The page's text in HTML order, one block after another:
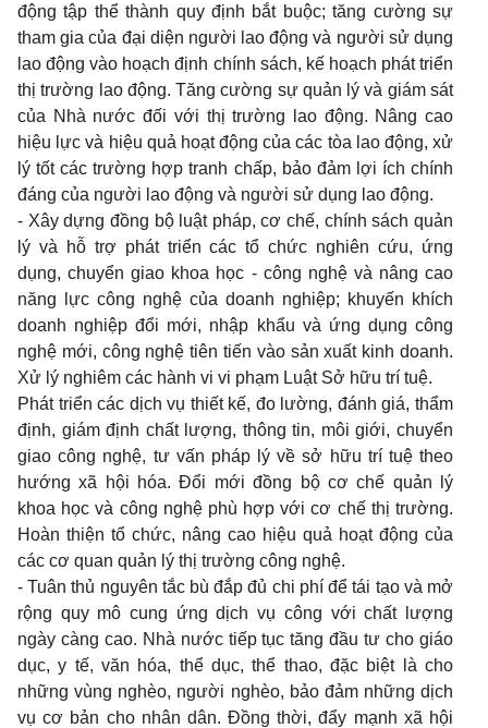
động tập thể thành quy định bắt buộc; tăng cường sự
tham gia của đại diện người lao động và người sử dụng
lao động vào hoạch định chính sách, kế hoạch phát triển
thị trường lao động. Tăng cường sự quản lý và giám sát
của Nhà nước đối với thị trường lao động. Nâng cao
hiệu lực và hiệu quả hoạt động của các tòa lao động, xử
lý tốt các trường hợp tranh chấp, bảo đảm lợi ích chính
đáng của người lao động và người sử dụng lao động.
- Xây dựng đồng bộ luật pháp, cơ chế, chính sách quản
lý và hỗ trợ phát triển các tổ chức nghiên cứu, ứng
dụng, chuyển giao khoa học - công nghệ và nâng cao
năng lực công nghệ của doanh nghiệp; khuyến khích
doanh nghiệp đổi mới, nhập khẩu và ứng dụng công
nghệ mới, công nghệ tiên tiến vào sản xuất kinh doanh.
Xử lý nghiêm các hành vi vi phạm Luật Sở hữu trí tuệ.
Phát triển các dịch vụ thiết kế, đo lường, đánh giá, thẩm
định, giám định chất lượng, thông tin, môi giới, chuyển
giao công nghệ, tư vấn pháp lý về sở hữu trí tuệ theo
hướng xã hội hóa. Ðổi mới đồng bộ cơ chế quản lý
khoa học và công nghệ phù hợp với cơ chế thị trường.
Hoàn thiện tổ chức, nâng cao hiệu quả hoạt động của
các cơ quan quản lý thị trường công nghệ.
- Tuân thủ nguyên tắc bù đắp đủ chi phí để tái tạo và mở
rộng quy mô cung ứng dịch vụ công với chất lượng
ngày càng cao. Nhà nước tiếp tục tăng đầu tư cho giáo
dục, y tế, văn hóa, thể dục, thể thao, đặc biệt là cho
những vùng nghèo, người nghèo, bảo đảm những dịch
vụ cơ bản cho nhân dân. Ðồng thời, đẩy mạnh xã hội